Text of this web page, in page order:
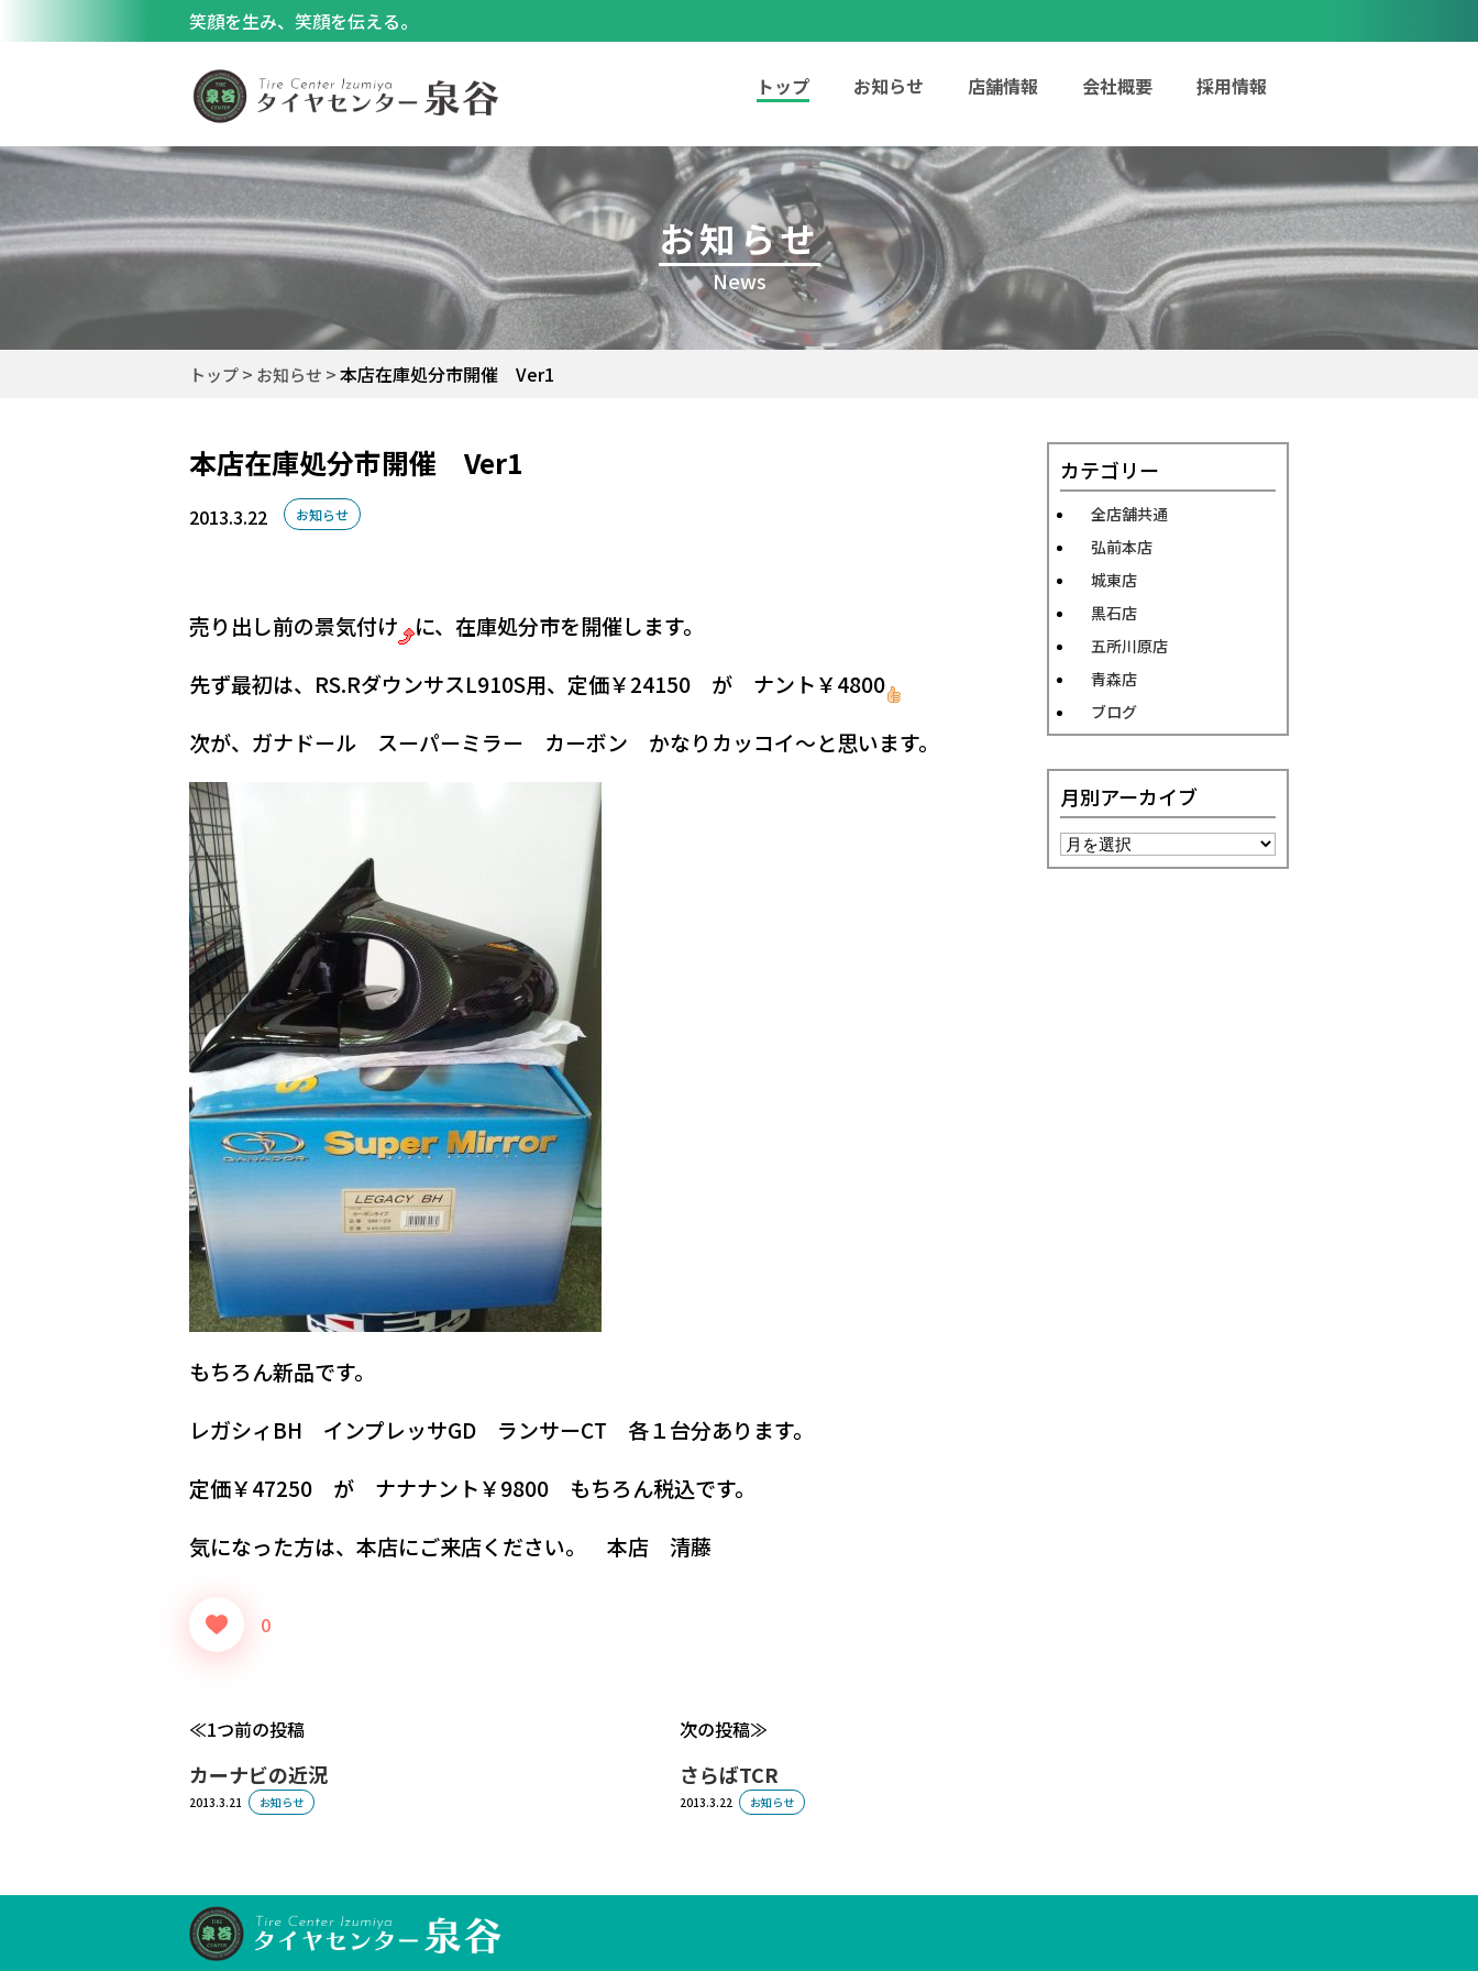
笑顔を生み、笑顔を伝える。
トップ お知らせ 店舗情報 会社概要 採用情報
お知らせ
News
トップ お知らせ 本店在庫処分市開催 Ver1
本店在庫処分市開催 Ver1
2013.3.22 お知らせ
売り出し前の景気付け
に、在庫処分市を開催します。
先ず最初は、RS.RダウンサスL910S用、定価￥24150 が ナント￥4800
次が、ガナドール スーパーミラー カーボン かなりカッコイ～と思います。
もちろん新品です。
レガシィBH インプレッサGD ランサーCT 各１台分あります。
定価￥47250 が ナナナント￥9800 もちろん税込です。
気になった方は、本店にご来店ください。 本店 清藤
0
1つ前の投稿
カーナビの近況
2013.3.21 お知らせ
次の投稿
さらばTCR
2013.3.22 お知らせ
カテゴリー
全店舗共通
弘前本店
城東店
黒石店
五所川原店
青森店
ブログ
月別アーカイブ